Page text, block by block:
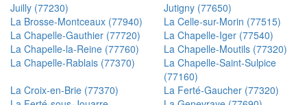
Juilly (77230)
Jutigny (77650)
La Brosse-Montceaux (77940)
La Celle-sur-Morin (77515)
La Chapelle-Gauthier (77720)
La Chapelle-Iger (77540)
La Chapelle-la-Reine (77760)
La Chapelle-Moutils (77320)
La Chapelle-Rablais (77370)
La Chapelle-Saint-Sulpice
(77160)
La Croix-en-Brie (77370)
La Ferté-Gaucher (77320)